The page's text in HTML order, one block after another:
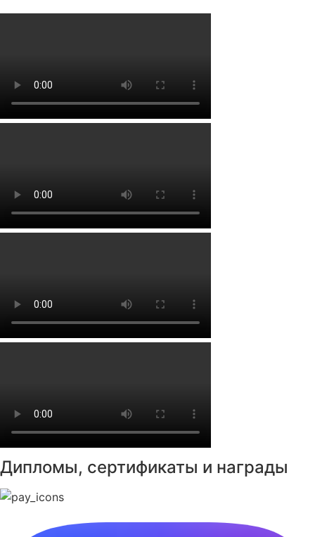
Дипломы, сертификаты и награды